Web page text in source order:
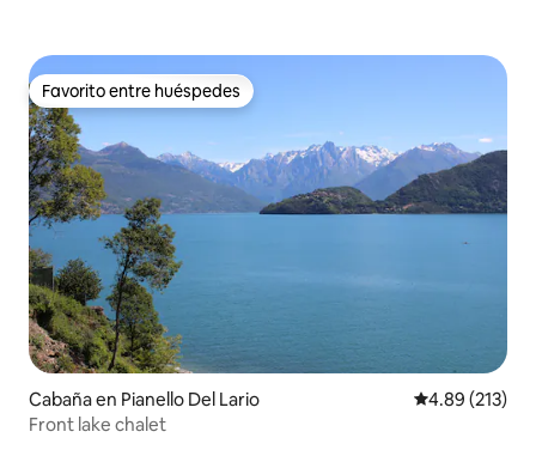
Favorito entre huéspedes
Favorito entre huéspedes
Cabaña en Pianello Del Lario Calificación
4.89 (213)
Front lake chalet